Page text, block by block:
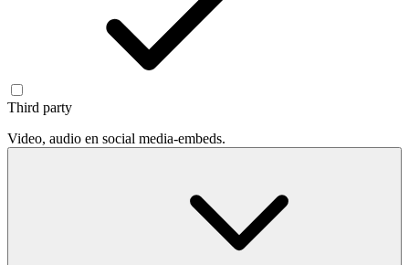
Third party
Video, audio en social media-embeds.